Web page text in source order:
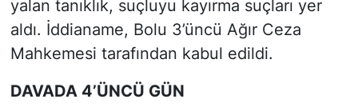
yalan tanıklık, suçluyu kayırma suçları yer
aldı. İddianame, Bolu 3’üncü Ağır Ceza
Mahkemesi tarafından kabul edildi.
DAVADA 4’ÜNCÜ GÜN